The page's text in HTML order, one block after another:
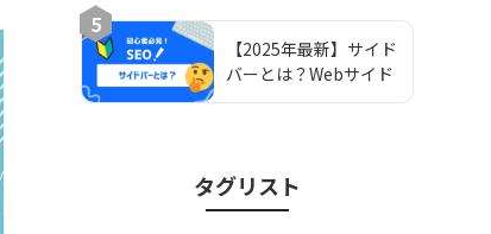
5
【2025年最新】サイド
バーとは？Webサイド
バーのデザイン・配
WEBガイド
タグリスト